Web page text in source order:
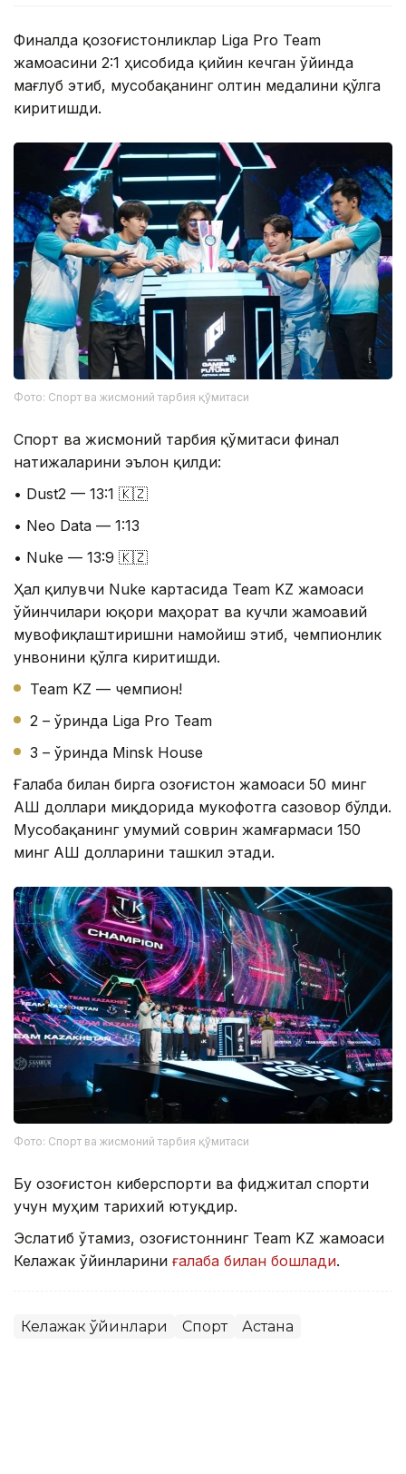
Финалда қозоғистонликлар Liga Pro Team
жамоасини 2:1 ҳисобида қийин кечган ўйинда
мағлуб этиб, мусобақанинг олтин медалини қўлга
киритишди.
Фото: Спорт ва жисмоний тарбия қўмитаси
Спорт ва жисмоний тарбия қўмитаси финал
натижаларини эълон қилди:
• Dust2 — 13:1 🇰🇿
• Neo Data — 1:13
• Nuke — 13:9 🇰🇿
Ҳал қилувчи Nuke картасида Team KZ жамоаси
ўйинчилари юқори маҳорат ва кучли жамоавий
мувофиқлаштиришни намойиш этиб, чемпионлик
унвонини қўлга киритишди.
Team KZ — чемпион!
2 – ўринда Liga Pro Team
3 – ўринда Minsk House
Ғалаба билан бирга Қозоғистон жамоаси 50 минг
АҚШ доллари миқдорида мукофотга сазовор бўлди.
Мусобақанинг умумий соврин жамғармаси 150
минг АҚШ долларини ташкил этади.
Фото: Спорт ва жисмоний тарбия қўмитаси
Бу Қозоғистон киберспорти ва фиджитал спорти
учун муҳим тарихий ютуқдир.
Эслатиб ўтамиз, Қозоғистоннинг Team KZ жамоаси
Келажак ўйинларини ғалаба билан бошлади.
Келажак ўйинлари Спорт Астана